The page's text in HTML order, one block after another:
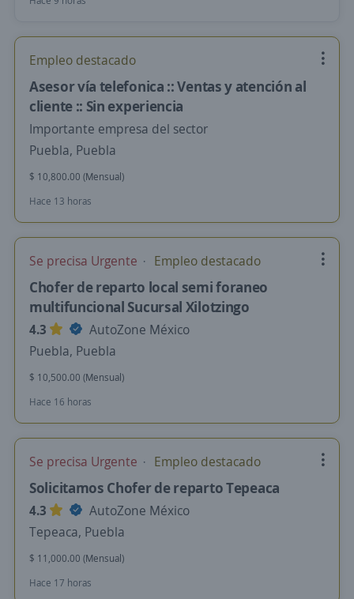
Empleo destacado
Asesor vía telefonica :: Ventas y atención al
cliente :: Sin experiencia
Importante empresa del sector
Puebla, Puebla
$ 10,800.00 (Mensual)
Hace 13 horas
Se precisa Urgente Empleo destacado
Chofer de reparto local semi foraneo
multifuncional Sucursal Xilotzingo
4.3
AutoZone México
Puebla, Puebla
$ 10,500.00 (Mensual)
Hace 16 horas
Se precisa Urgente Empleo destacado
Solicitamos Chofer de reparto Tepeaca
4.3
AutoZone México
Tepeaca, Puebla
$ 11,000.00 (Mensual)
Hace 17 horas